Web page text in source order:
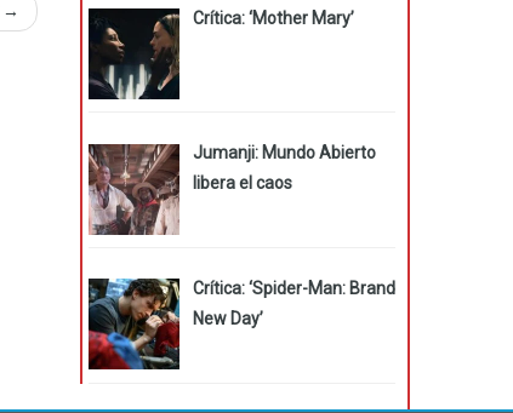
→ Crítica: ‘Mother Mary’
Jumanji: Mundo Abierto
libera el caos
Crítica: ‘Spider-Man: Brand
New Day’